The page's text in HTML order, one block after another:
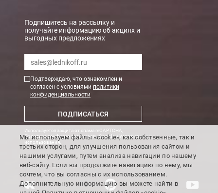
При заказе менее 7000 руб. стоимость доставки
Мы можем доставить ваши заказы сервисом компании
Транспортные компании
Доставка до ТК от 7000 руб. БЕСПЛАТНО.
При заказе менее 7000 руб. стоимость доставки до ТК 750 руб.
Стоимость доставки ТК до Вашего пункта назначения Вы
Подробнее обоплате и доставке
Подпишитесь на рассылку и
получайте информацию об акциях и
выгодных предложениях
Подтверждаю, что ознакомлен и
согласен с условиями политики
конфиденциальности
ПОДПИСАТЬСЯ
Используется защита от спама reCAPTCHA,
Политика конфиденциальности GoogleиУсловия
использования
Мы используем файлы «cookie», как собственные, так и
третьих сторон, для улучшения пользования сайтом и
нашими услугами, путем анализа навигации по нашему
веб-сайту. Если вы продолжите навигацию по нему, мы
сочтем, что вы согласны с их использованием.
Дополнительную информацию вы можете найти в